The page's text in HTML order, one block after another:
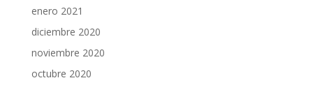
enero 2021
diciembre 2020
noviembre 2020
octubre 2020